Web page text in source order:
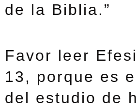
de la Biblia.”
Favor leer
13, porque es
del estudio de